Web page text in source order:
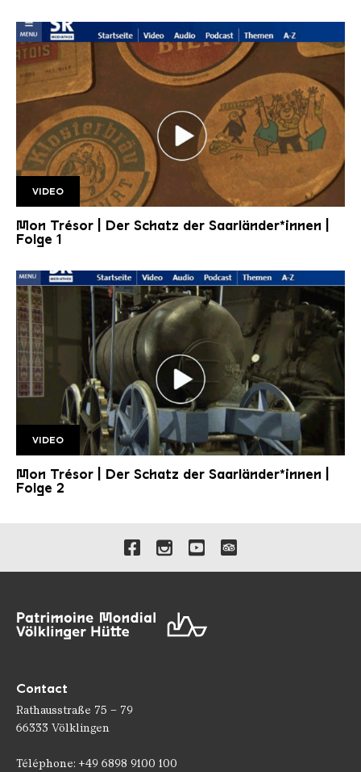
SR Mon Tresor1 1920w v2
VIDEO
Mon Trésor | Der Schatz der Saarländer*innen |
Folge 1
Folge 2 1920w
VIDEO
Mon Trésor | Der Schatz der Saarländer*innen |
Folge 2
Liens vers nos canaux de
Contact
Rathausstraße 75 – 79
66333 Völklingen
Téléphone: +49 6898 9100 100